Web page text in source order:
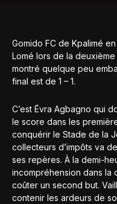
Gomido FC de Kpalimé
Lomé lors de la
montré quelque peu
final est de 1 – 1.
C’est Évra Agbagno qui
le score dans les
conquérir le Stade de la
collecteurs d’impôts va
ses repères. À la demi-
incompréhension dans la
coûter un second but.
contenir les ardeurs de